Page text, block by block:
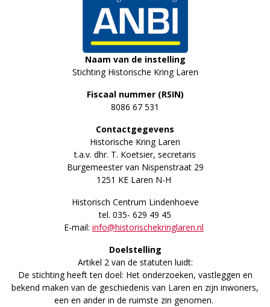
Naam van de instelling
Stichting Historische Kring Laren
Fiscaal nummer (RSIN)
8086 67 531
Contactgegevens
Historische Kring Laren
t.a.v. dhr. T. Koetsier, secretaris
Burgemeester van Nispenstraat 29
1251 KE Laren N-H
Historisch Centrum Lindenhoeve
tel. 035- 629 49 45
E-mail: info@historischekringlaren.nl
Doelstelling
Artikel 2 van de statuten luidt:
De stichting heeft ten doel: Het onderzoeken, vastleggen en
bekend maken van de geschiedenis van Laren en zijn inwoners,
een en ander in de ruimste zin genomen.